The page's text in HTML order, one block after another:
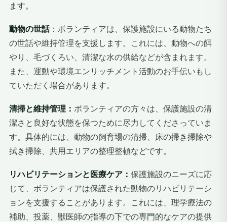
ます。
動物の世話：ボランティアは、保護施設にいる動物たち
の世話や維持管理を支援します。これには、動物への餌
やり、毛づくろい、清潔な水の供給などが含まれます。
また、運動や環境エンリッチメント活動のお手伝いもし
ていただく場合があります。
清掃と維持管理： ボランティアの方々は、保護施設の清
潔さと良好な状態を保つために尽力してくださっていま
す。具体的には、動物の飼育場の清掃、床の掃き掃除や
拭き掃除、共用エリアの整理整頓などです。
リハビリテーションと医療ケア： 保護施設のニーズに応
じて、ボランティアは保護された動物のリハビリテーシ
ョンを支援することがあります。これには、理学療法の
補助、投薬、獣医師の指導の下での専門的なケアの提供